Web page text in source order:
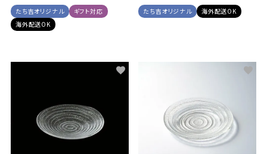
たち吉オリジナル
ギフト対応
海外配送OK
たち吉オリジナル 海外配送OK